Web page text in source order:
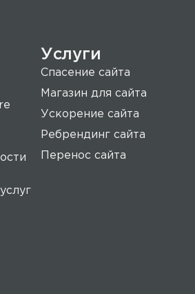
Услуги
Спасение сайта
Магазин для сайта
Ускорение сайта
Ребрендинг сайта
Перенос сайта